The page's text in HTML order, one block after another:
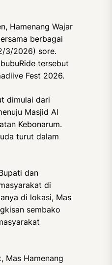
Hamenang Wajar
berbagai
3/2026) sore.
tersebut
Fest 2026.
dimulai dari
Masjid Al
Kebonarum.
turut dalam
dan
di
di lokasi, Mas
sembako
Mas Hamenang